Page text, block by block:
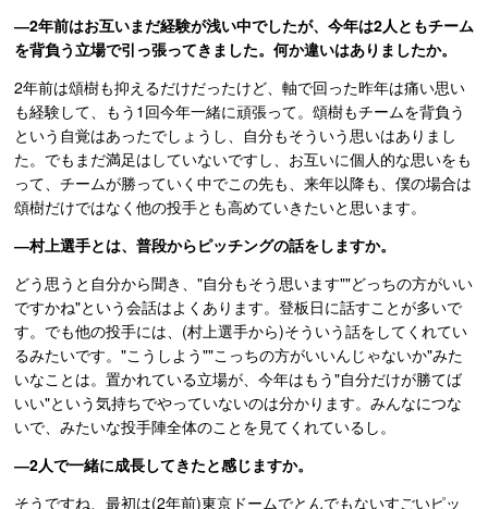
―2年前はお互いまだ経験が浅い中でしたが、今年は2人ともチーム
を背負う立場で引っ張ってきました。何か違いはありましたか。
2年前は頌樹も抑えるだけだったけど、軸で回った昨年は痛い思い
も経験して、もう1回今年一緒に頑張って。頌樹もチームを背負う
という自覚はあったでしょうし、自分もそういう思いはありまし
た。でもまだ満足はしていないですし、お互いに個人的な思いをも
って、チームが勝っていく中でこの先も、来年以降も、僕の場合は
頌樹だけではなく他の投手とも高めていきたいと思います。
―村上選手とは、普段からピッチングの話をしますか。
どう思うと自分から聞き、"自分もそう思います""どっちの方がいい
ですかね"という会話はよくあります。登板日に話すことが多いで
す。でも他の投手には、(村上選手から)そういう話をしてくれてい
るみたいです。"こうしよう""こっちの方がいいんじゃないか"みた
いなことは。置かれている立場が、今年はもう"自分だけが勝てば
いい"という気持ちでやっていないのは分かります。みんなにつな
いで、みたいな投手陣全体のことを見てくれているし。
―2人で一緒に成長してきたと感じますか。
そうですね、最初は(2年前)東京ドームでとんでもないすごいピッ